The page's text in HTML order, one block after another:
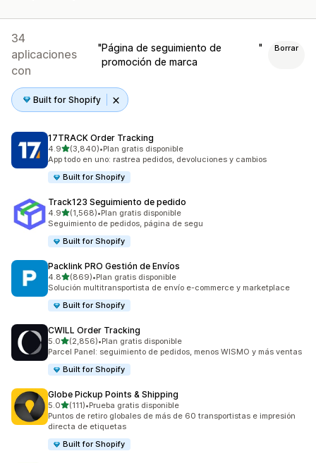
34
aplicaciones
con
Página de seguimiento de
promoción de marca
Borrar
Built for Shopify
17TRACK Order Tracking
4.9de 5 estrellas
(3,840)
3840 reseñas en total
•Plan gratis disponible
App todo en uno: rastrea pedidos, devoluciones y cambios
Built for Shopify
Track123 Seguimiento de pedido
4.9de 5 estrellas
(1,568)
1568 reseñas en total
•Plan gratis disponible
Seguimiento de pedidos, página de segu
Built for Shopify
Packlink PRO Gestión de Envíos
4.8de 5 estrellas
(869)
869 reseñas en total
•Plan gratis disponible
Solución multitransportista de envío e-commerce y marketplace
Built for Shopify
CWILL Order Tracking
5.0de 5 estrellas
(2,856)
2856 reseñas en total
•Plan gratis disponible
Parcel Panel: seguimiento de pedidos, menos WISMO y más ventas
Built for Shopify
Globe Pickup Points & Shipping
5.0de 5 estrellas
(111)
111 reseñas en total
•Prueba gratis disponible
Puntos de retiro globales de más de 60 transportistas e impresión
directa de etiquetas
Built for Shopify